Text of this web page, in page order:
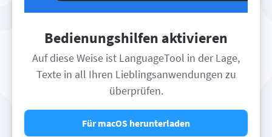
Bedienungshilfen aktivieren
Auf diese Weise ist LanguageTool in der Lage,
Texte in all Ihren Lieblingsanwendungen zu
überprüfen.
Für macOS herunterladen